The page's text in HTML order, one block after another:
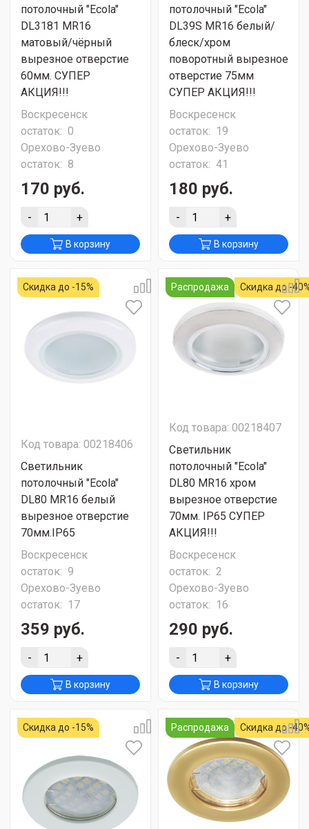
потолочный "Ecola"
DL3181 MR16
матовый/чёрный
вырезное отверстие
60мм. СУПЕР
АКЦИЯ!!!
Воскресенск
остаток: 0
Орехово-Зуево
остаток: 8
170 руб.
- +
В корзину
потолочный "Ecola"
DL39S MR16 белый/
блеск/хром
поворотный вырезное
отверстие 75мм
СУПЕР АКЦИЯ!!!
Воскресенск
остаток: 19
Орехово-Зуево
остаток: 41
180 руб.
- +
В корзину
Скидка до -15%
Код товара: 00218406
Светильник
потолочный "Ecola"
DL80 MR16 белый
вырезное отверстие
70мм.IP65
Воскресенск
остаток: 9
Орехово-Зуево
остаток: 17
359 руб.
- +
В корзину
Распродажа Скидка до -
Код товара: 00218407
Светильник
потолочный "Ecola"
DL80 MR16 хром
вырезное отверстие
70мм. IP65 СУПЕР
АКЦИЯ!!!
Воскресенск
остаток: 2
Орехово-Зуево
остаток: 16
290 руб.
- +
В корзину
Скидка до -15% Распродажа Скидка до -